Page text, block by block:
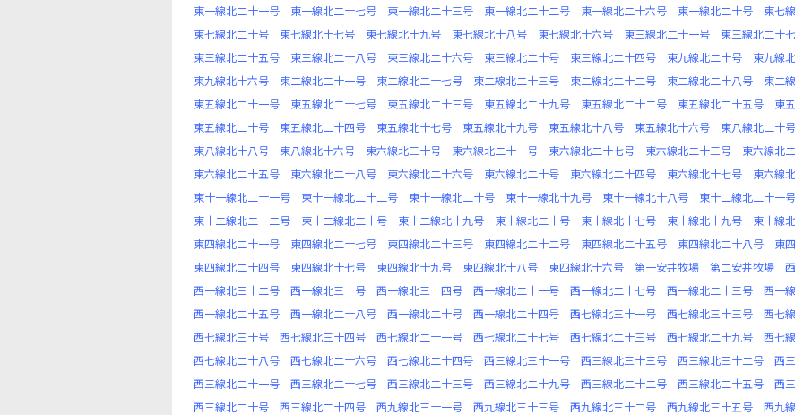
東一線北二十一号
東一線北二十七号 東一線北二十三号 東一線北二十二号 東一線北二十六号 東一線北二十号 東七
東七線北二十号
東七線北十七号 東七線北十九号 東七線北十八号 東七線北十六号 東三線北二十一号 東三線北二十
東三線北二十五号
東三線北二十八号 東三線北二十六号 東三線北二十号 東三線北二十四号 東九線北二十号 東九線
東九線北十六号
東二線北二十一号 東二線北二十七号 東二線北二十三号 東二線北二十二号 東二線北二十八号 東二
東五線北二十一号
東五線北二十七号 東五線北二十三号 東五線北二十九号 東五線北二十二号 東五線北二十五号 東
東五線北二十号
東五線北二十四号 東五線北十七号 東五線北十九号 東五線北十八号 東五線北十六号 東八線北二十号
東八線北十八号
東八線北十六号 東六線北三十号 東六線北二十一号 東六線北二十七号 東六線北二十三号 東六線北
東六線北二十五号
東六線北二十八号 東六線北二十六号 東六線北二十号 東六線北二十四号 東六線北十七号 東六線
東十一線北二十一号
東十一線北二十二号 東十一線北二十号 東十一線北十九号 東十一線北十八号 東十二線北二十一号
東十二線北二十二号
東十二線北二十号 東十二線北十九号 東十線北二十号 東十線北十七号 東十線北十九号 東十線
東四線北二十一号
東四線北二十七号 東四線北二十三号 東四線北二十二号 東四線北二十五号 東四線北二十八号 東
東四線北二十四号
東四線北十七号 東四線北十九号 東四線北十八号 東四線北十六号 第一安井牧場 第二安井牧場
西一線北三十二号
西一線北三十号 西一線北三十四号 西一線北二十一号 西一線北二十七号 西一線北二十三号 西一
西一線北二十五号
西一線北二十八号 西一線北二十号 西一線北二十四号 西七線北三十一号 西七線北三十三号 西七
西七線北三十号
西七線北三十四号 西七線北二十一号 西七線北二十七号 西七線北二十三号 西七線北二十九号 西七
西七線北二十八号
西七線北二十六号 西七線北二十四号 西三線北三十一号 西三線北三十三号 西三線北三十二号 西
西三線北二十一号
西三線北二十七号 西三線北二十三号 西三線北二十九号 西三線北二十二号 西三線北二十五号 西
西三線北二十号
西三線北二十四号 西九線北三十一号 西九線北三十三号 西九線北三十二号 西九線北三十五号 西九